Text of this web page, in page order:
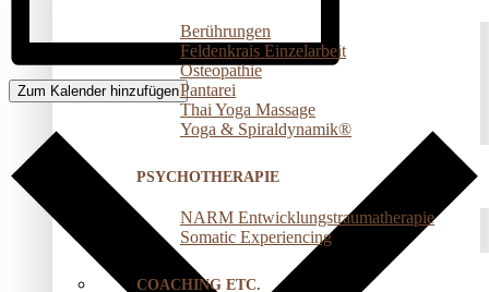
Berührungen
Feldenkrais Einzelarbeit
Osteopathie
Pantarei
Thai Yoga Massage
Yoga & Spiraldynamik®
PSYCHOTHERAPIE
NARM Entwicklungstraumatherapie
Somatic Experiencing
COACHING ETC.
Zum Kalender hinzufügen